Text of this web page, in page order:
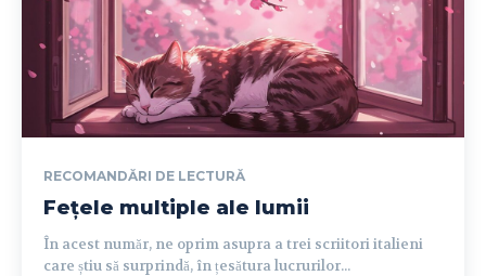
RECOMANDĂRI DE LECTURĂ
Fețele multiple ale lumii
În acest număr, ne oprim asupra a trei scriitori italieni
care știu să surprindă, în țesătura lucrurilor...